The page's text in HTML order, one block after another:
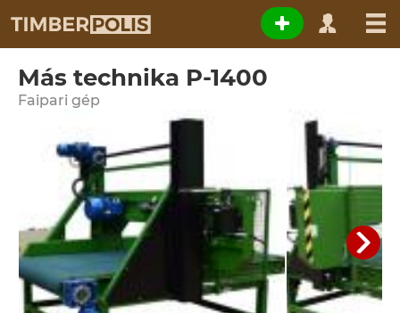
Más technika P-1400
Faipari gép